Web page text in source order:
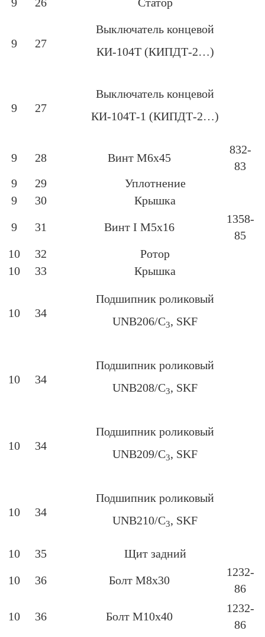
9 27
Выключатель концевой
КИ-104Т (КИПДТ-2…)
9 27
Выключатель концевой
КИ-104Т-1 (КИПДТ-2…)
9 28 Винт М6х45
832-
83
9
29
Уплотнение
9
30 Крышка
9 31 Винт І М5х16
1358-
85
10
32
Ротор
10
33 Крышка
10 34
Подшипник роликовый
UNB206/C3, SKF
10 34
Подшипник роликовый
UNB208/C3, SKF
10 34
Подшипник роликовый
UNB209/C3, SKF
10 34
Подшипник роликовый
UNB210/C3, SKF
10 35 Щит задний
10 36 Болт М8х30
1232-
86
10 36 Болт М10х40
1232-
86